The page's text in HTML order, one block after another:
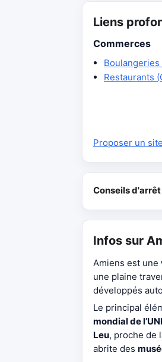
Liens
Commerces
Boulangeries
Restaurants
Proposer un
Conseils
Infos sur
Amiens est une
une plaine
développés
Le principal
mondial de
Leu, proche de
abrite des